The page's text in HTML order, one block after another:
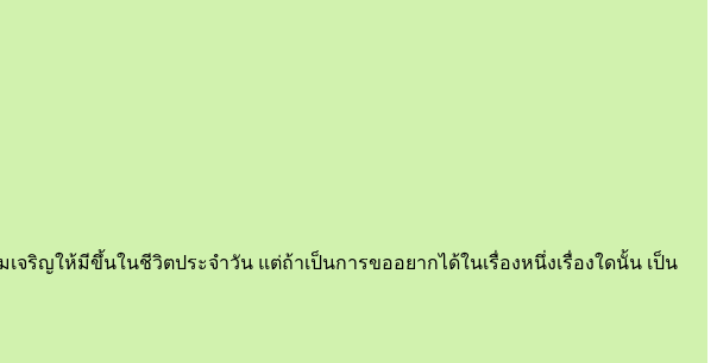
จริญให้มีขึ้นในชีวิตประจำวัน แต่ถ้าเป็นการขออยากได้ในเรื่องหนึ่งเรื่องใดนั้น เป็น